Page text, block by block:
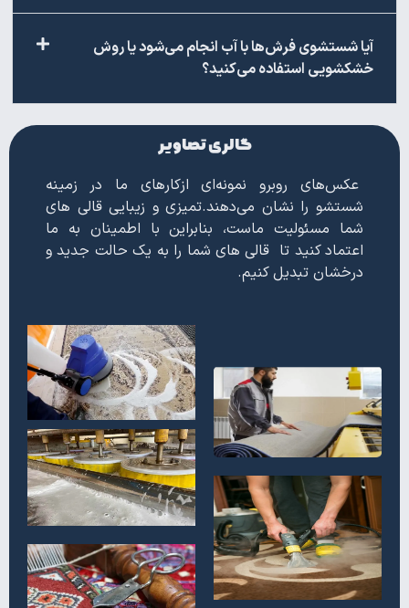
آیا شستشوی فرش‌ها با آب انجام می‌شود یا روش
خشکشویی استفاده می‌کنید؟
گالری تصاویر
عکس‌های روبرو نمونه‌ای ازکارهای ما در زمینه
شستشو را نشان می‌دهند.تمیزی و زیبایی قالی های
شما مسئولیت ماست، بنابراین با اطمینان به ما
اعتماد کنید تا قالی های شما را به یک حالت جدید و
درخشان تبدیل کنیم.